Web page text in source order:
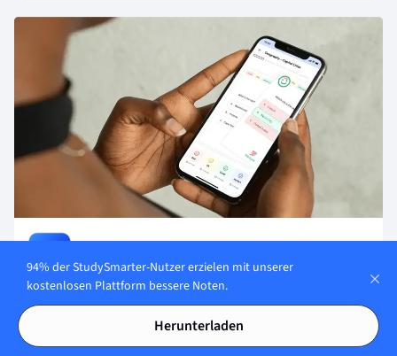
StudySmarter ist ein weltweit anerkanntes Bildungstechnologie-
Unternehmen, das eine ganzheitliche Lernplattform für Schüler
und Studenten aller Altersstufen und Bildungsniveaus bietet.
94% der StudySmarter-Nutzer erzielen mit unserer
kostenlosen Plattform bessere Noten.
Herunterladen